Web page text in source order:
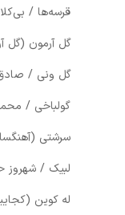
قرسه‌ها /
گل آرمون (گل
گل ونی / صادق
گولباخی /
سرشتی
لبیک / شهروز
له کوین